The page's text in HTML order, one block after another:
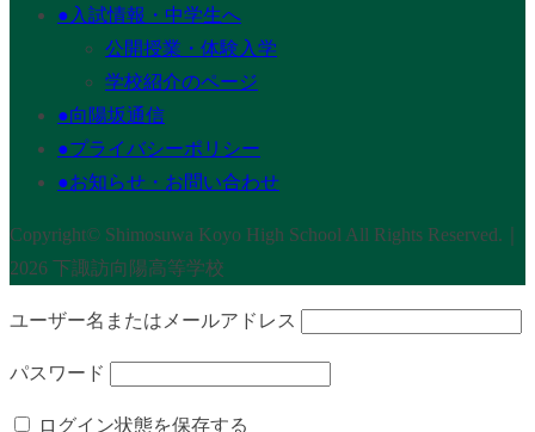
●入試情報・中学生へ
公開授業・体験入学
学校紹介のページ
●向陽坂通信
●プライバシーポリシー
●お知らせ・お問い合わせ
Copyright© Shimosuwa Koyo High School All Rights Reserved.｜
2026 下諏訪向陽高等学校
ユーザー名またはメールアドレス
パスワード
ログイン状態を保存する